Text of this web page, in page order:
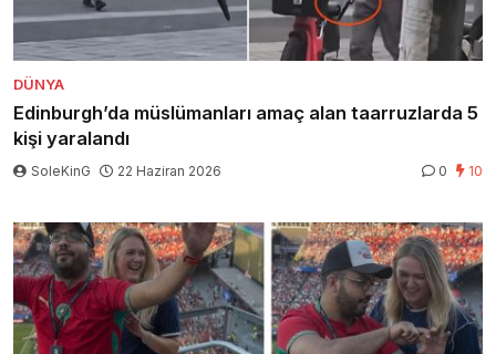
DÜNYA
Edinburgh’da müslümanları amaç alan taarruzlarda 5
kişi yaralandı
SoleKinG 22 Haziran 2026 0 10